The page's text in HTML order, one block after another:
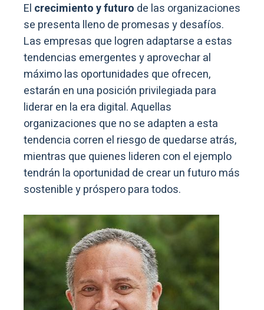
El crecimiento y futuro de las organizaciones
se presenta lleno de promesas y desafíos.
Las empresas que logren adaptarse a estas
tendencias emergentes y aprovechar al
máximo las oportunidades que ofrecen,
estarán en una posición privilegiada para
liderar en la era digital. Aquellas
organizaciones que no se adapten a esta
tendencia corren el riesgo de quedarse atrás,
mientras que quienes lideren con el ejemplo
tendrán la oportunidad de crear un futuro más
sostenible y próspero para todos.